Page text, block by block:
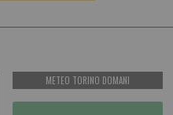
METEO TORINO DOMANI